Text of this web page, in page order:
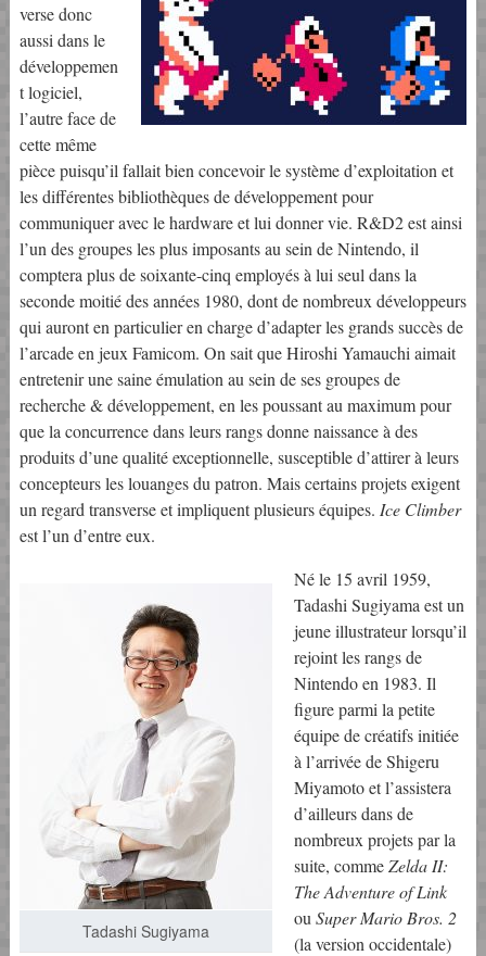
verse donc
aussi dans le
développemen
t logiciel,
l’autre face de
cette même
pièce puisqu’il fallait bien concevoir le système d’exploitation et
les différentes bibliothèques de développement pour
communiquer avec le hardware et lui donner vie. R&D2 est ainsi
l’un des groupes les plus imposants au sein de Nintendo, il
comptera plus de soixante-cinq employés à lui seul dans la
seconde moitié des années 1980, dont de nombreux développeurs
qui auront en particulier en charge d’adapter les grands succès de
l’arcade en jeux Famicom. On sait que Hiroshi Yamauchi aimait
entretenir une saine émulation au sein de ses groupes de
recherche & développement, en les poussant au maximum pour
que la concurrence dans leurs rangs donne naissance à des
produits d’une qualité exceptionnelle, susceptible d’attirer à leurs
concepteurs les louanges du patron. Mais certains projets exigent
un regard transverse et impliquent plusieurs équipes. Ice Climber
est l’un d’entre eux.
Tadashi Sugiyama
Né le 15 avril 1959,
Tadashi Sugiyama est un
jeune illustrateur lorsqu’il
rejoint les rangs de
Nintendo en 1983. Il
figure parmi la petite
équipe de créatifs initiée
à l’arrivée de Shigeru
Miyamoto et l’assistera
d’ailleurs dans de
nombreux projets par la
suite, commeZelda II:
The Adventure of Link
ou Super Mario Bros. 2
(la version occidentale)